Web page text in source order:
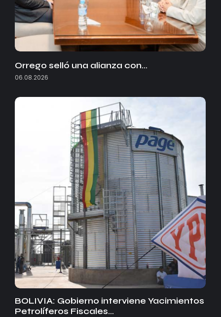
Orrego selló una alianza con…
06.08.2026
BOLIVIA: Gobierno interviene Yacimientos
Petrolíferos Fiscales…